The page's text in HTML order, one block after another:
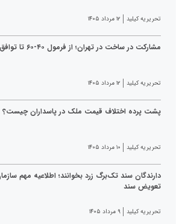
تحریریه کیلید ۱۲ مرداد ۱۴۰۵
مشارکت در ساخت در تهران؛ از فرمول ۴۰-۶۰ تا توافق‌های ۵۰-۵۰
تحریریه کیلید ۱۲ مرداد ۱۴۰۵
پشت پرده اختلاف قیمت ملک در پاسداران چیست؟
تحریریه کیلید ۱۰ مرداد ۱۴۰۵
دارندگان سند تک‌برگ زرد بخوانند؛ اطلاعیه مهم
تعویض سند
تحریریه کیلید ۹ مرداد ۱۴۰۵